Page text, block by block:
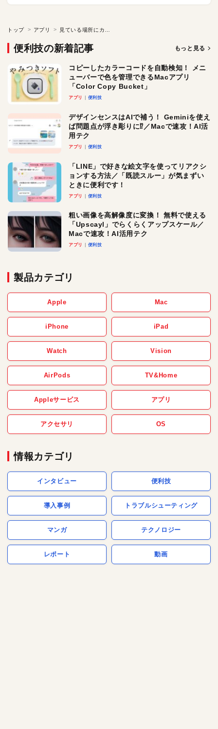
トップ アプリ
便利技の新着記事 もっと見る
コピーしたカラーコードを自動検知！ メニ
ューバーで色を管理できるMacアプリ
「Color Copy Bucket」
アプリ 便利技
デザインセンスはAIで補う！ Geminiを使え
ば問題点が浮き彫りに⁉︎／Macで速攻！AI活
用テク
アプリ 便利技
「LINE」で好きな絵文字を使ってリアクシ
ョンする方法／「既読スルー」が気まずい
ときに便利です！
アプリ 便利技
粗い画像を高解像度に変換！ 無料で使える
「Upscayl」でらくらくアップスケール／
Macで速攻！AI活用テク
アプリ 便利技
製品カテゴリ
Apple Mac
iPhone iPad
Watch Vision
AirPods TV&Home
Appleサービス アプリ
アクセサリ OS
情報カテゴリ
インタビュー 便利技
導入事例 トラブルシューティング
マンガ テクノロジー
レポート 動画